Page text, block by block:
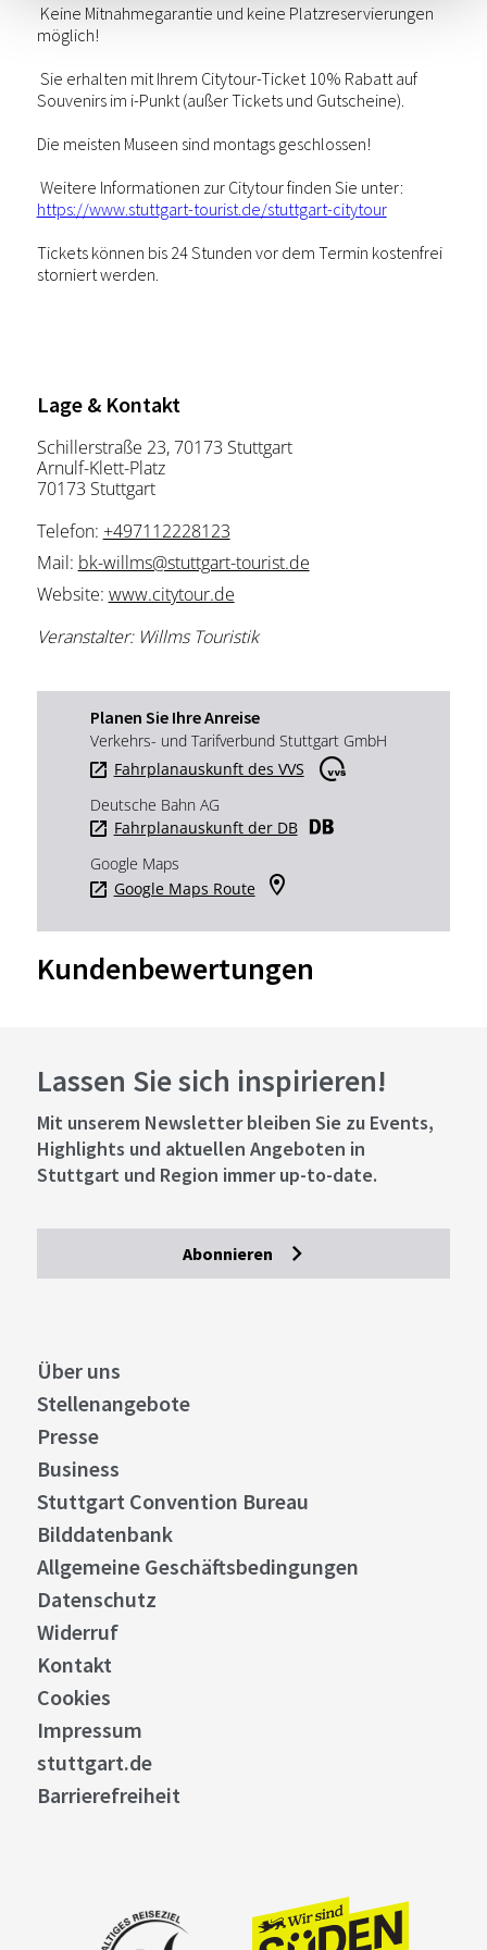
möglich!
Souvenirs im i-Punkt (außer Tickets und Gutscheine).
Die meisten Museen sind montags geschlossen!
Weitere Informationen zur Citytour finden Sie unter:
https://www.stuttgart-tourist.de/stuttgart-citytour
Tickets können bis 24 Stunden vor dem Termin kostenfrei
storniert werden.
Lage & Kontakt
Schillerstraße 23, 70173 Stuttgart
Arnulf-Klett-Platz
70173 Stuttgart
Telefon: +497112228123
Mail: bk-willms@stuttgart-tourist.de
Website: www.citytour.de
Veranstalter: Willms Touristik
Planen Sie Ihre Anreise
Verkehrs- und Tarifverbund Stuttgart GmbH
Fahrplanauskunft des VVS
Deutsche Bahn AG
Fahrplanauskunft der DB
Google Maps
Google Maps Route
Kundenbewertungen
Lassen Sie sich inspirieren!
Mit unserem Newsletter bleiben Sie zu Events,
Highlights und aktuellen Angeboten in
Stuttgart und Region immer up-to-date.
Abonnieren
Über uns
Stellenangebote
Presse
Business
Stuttgart Convention Bureau
Bilddatenbank
Allgemeine Geschäftsbedingungen
Datenschutz
Widerruf
Kontakt
Cookies
Impressum
stuttgart.de
Barrierefreiheit